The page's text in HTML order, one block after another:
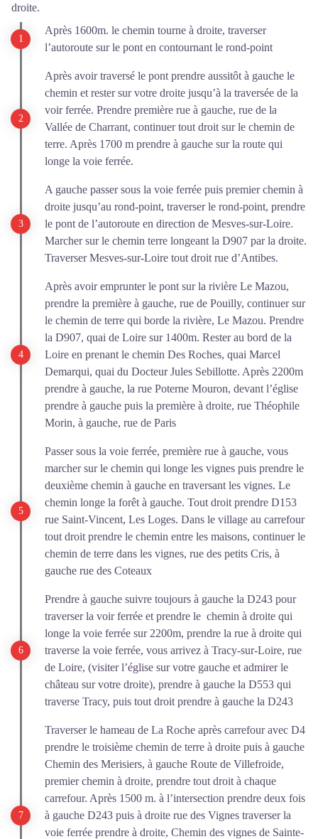
droite.
Après 1600m. le chemin tourne à droite, traverser
l’autoroute sur le pont en contournant le rond-point
Après avoir traversé le pont prendre aussitôt à gauche le
chemin et rester sur votre droite jusqu’à la traversée de la
voir ferrée. Prendre première rue à gauche, rue de la
Vallée de Charrant, continuer tout droit sur le chemin de
terre. Après 1700 m prendre à gauche sur la route qui
longe la voie ferrée.
A gauche passer sous la voie ferrée puis premier chemin à
droite jusqu’au rond-point, traverser le rond-point, prendre
le pont de l’autoroute en direction de Mesves-sur-Loire.
Marcher sur le chemin terre longeant la D907 par la droite.
Traverser Mesves-sur-Loire tout droit rue d’Antibes.
Après avoir emprunter le pont sur la rivière Le Mazou,
prendre la première à gauche, rue de Pouilly, continuer sur
le chemin de terre qui borde la rivière, Le Mazou. Prendre
la D907, quai de Loire sur 1400m. Rester au bord de la
Loire en prenant le chemin Des Roches, quai Marcel
Demarqui, quai du Docteur Jules Sebillotte. Après 2200m
prendre à gauche, la rue Poterne Mouron, devant l’église
prendre à gauche puis la première à droite, rue Théophile
Morin, à gauche, rue de Paris
Passer sous la voie ferrée, première rue à gauche, vous
marcher sur le chemin qui longe les vignes puis prendre le
deuxième chemin à gauche en traversant les vignes. Le
chemin longe la forêt à gauche. Tout droit prendre D153
rue Saint-Vincent, Les Loges. Dans le village au carrefour
tout droit prendre le chemin entre les maisons, continuer le
chemin de terre dans les vignes, rue des petits Cris, à
gauche rue des Coteaux
Prendre à gauche suivre toujours à gauche la D243 pour
traverser la voir ferrée et prendre le chemin à droite qui
longe la voie ferrée sur 2200m, prendre la rue à droite qui
traverse la voie ferrée, vous arrivez à Tracy-sur-Loire, rue
de Loire, (visiter l’église sur votre gauche et admirer le
château sur votre droite), prendre à gauche la D553 qui
traverse Tracy, puis tout droit prendre à gauche la D243
Traverser le hameau de La Roche après carrefour avec D4
prendre le troisième chemin de terre à droite puis à gauche
Chemin des Merisiers, à gauche Route de Villefroide,
premier chemin à droite, prendre tout droit à chaque
carrefour. Après 1500 m. à l’intersection prendre deux fois
à gauche D243 puis à droite rue des Vignes traverser la
voie ferrée prendre à droite, Chemin des vignes de Sainte-